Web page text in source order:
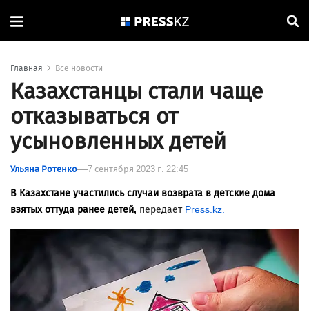
Главная Все новости
Казахстанцы стали чаще
отказываться от
усыновленных детей
Ульяна Ротенко 7 сентября 2023 г. 22:45
В Казахстане участились случаи возврата в детские дома
взятых оттуда ранее детей, передает Press.kz.